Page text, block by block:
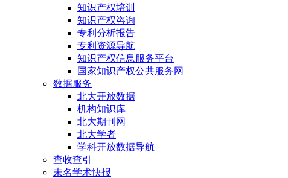
知识产权培训
知识产权咨询
专利分析报告
专利资源导航
知识产权信息服务平台
国家知识产权公共服务网
数据服务
北大开放数据
机构知识库
北大期刊网
北大学者
学科开放数据导航
查收查引
未名学术快报